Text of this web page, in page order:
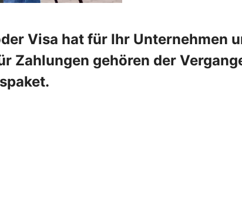
Visa hat für Ihr Unternehmen
Zahlungen gehören der